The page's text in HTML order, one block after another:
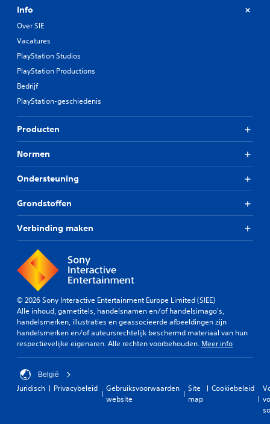
Info
Over SIE
Vacatures
PlayStation Studios
PlayStation Productions
Bedrijf
PlayStation-geschiedenis
Producten
Normen
Ondersteuning
Grondstoffen
Verbinding maken
© 2026 Sony Interactive Entertainment Europe Limited (SIEE)
Alle inhoud, gametitels, handelsnamen en/of handelsimago's,
handelsmerken, illustraties en geassocieerde afbeeldingen zijn
handelsmerken en/of auteursrechtelijk beschermd materiaal van hun
respectievelijke eigenaren. Alle rechten voorbehouden. Meer info
België
Juridisch Privacybeleid
Gebruiksvoorwaarden
website
Site
map
Cookiebeleid